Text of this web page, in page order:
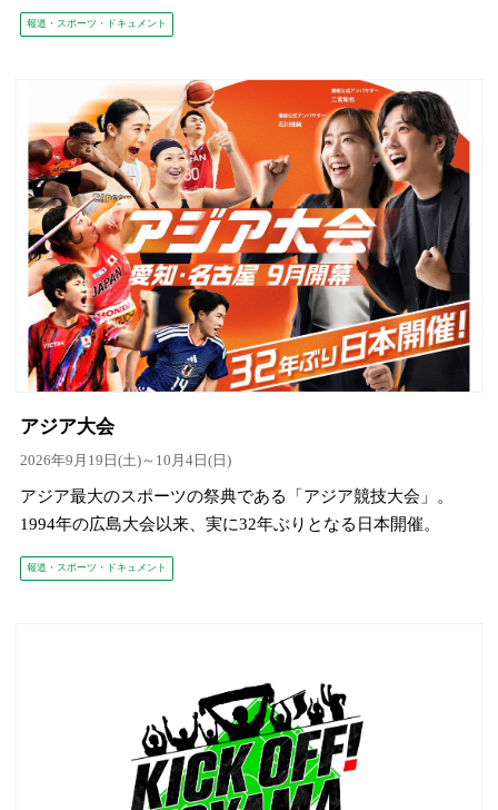
報道・スポーツ・ドキュメント
アジア大会
2026年9月19日(土)～10月4日(日)
アジア最大のスポーツの祭典である「アジア競技大会」。
1994年の広島大会以来、実に32年ぶりとなる日本開催。
報道・スポーツ・ドキュメント